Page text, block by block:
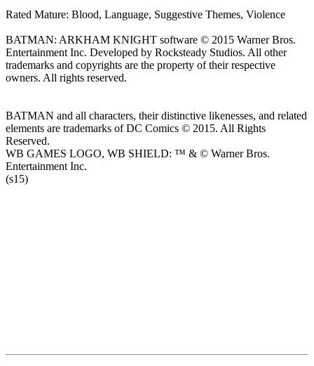
Rated Mature: Blood, Language, Suggestive Themes, Violence
BATMAN: ARKHAM KNIGHT software © 2015 Warner Bros.
Entertainment Inc. Developed by Rocksteady Studios. All other
trademarks and copyrights are the property of their respective
owners. All rights reserved.
BATMAN and all characters, their distinctive likenesses, and related
elements are trademarks of DC Comics © 2015. All Rights
Reserved.
WB GAMES LOGO, WB SHIELD: ™ & © Warner Bros.
Entertainment Inc.
(s15)